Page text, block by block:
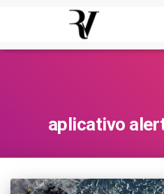
aplicativo